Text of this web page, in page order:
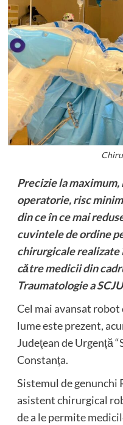
Precizie la
operatorie, risc
din ce în ce mai
cuvintele de ordine
chirurgicale realizate
către medicii din
Traumatologie a
Cel mai avansat
lume este prezent,
Judeţean de Urgenţă
Constanţa.
Sistemul de genunchi
asistent chirurgical
de a le permite